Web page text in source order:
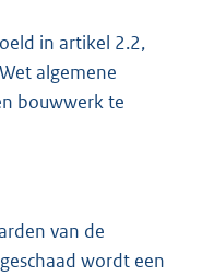
in artikel 2.2,
algemene
bouwwerk te
van de
wordt een